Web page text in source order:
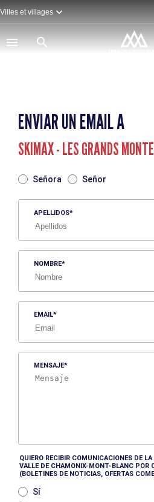
Pasar
al
contenido
principal
Villes et villages
ENVIAR UN EMAIL A
SKIMAX - LES GRANDS
Señora Señor
APELLIDOS
NOMBRE
EMAIL
MENSAJE
QUIERO RECIBIR COMUNICACIONES DE
VALLE DE CHAMONIX-MONT-BLANC POR
(BOLETINES DE NOTICIAS, OFERTAS
Sí